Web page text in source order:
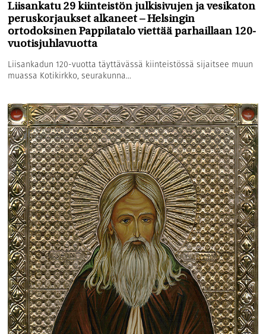
Liisankatu 29 kiinteistön julkisivujen ja vesikaton
peruskorjaukset alkaneet – Helsingin
ortodoksinen Pappilatalo viettää parhaillaan 120-
vuotisjuhlavuotta
Liisankadun 120-vuotta täyttävässä kiinteistössä sijaitsee muun
muassa Kotikirkko, seurakunna...